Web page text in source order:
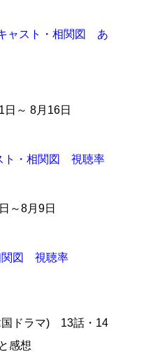
ャスト・相関図 あ
～ 8月16日
ト・相関図 視聴率
～8月9日
関図 視聴率
ドラマ) 13話・14
感想